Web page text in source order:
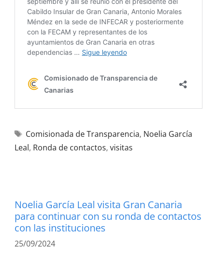
Comisionada de Transparencia, Noelia García
Leal, Ronda de contactos, visitas
Noelia García Leal visita Gran Canaria
para continuar con su ronda de contactos
con las instituciones
25/09/2024